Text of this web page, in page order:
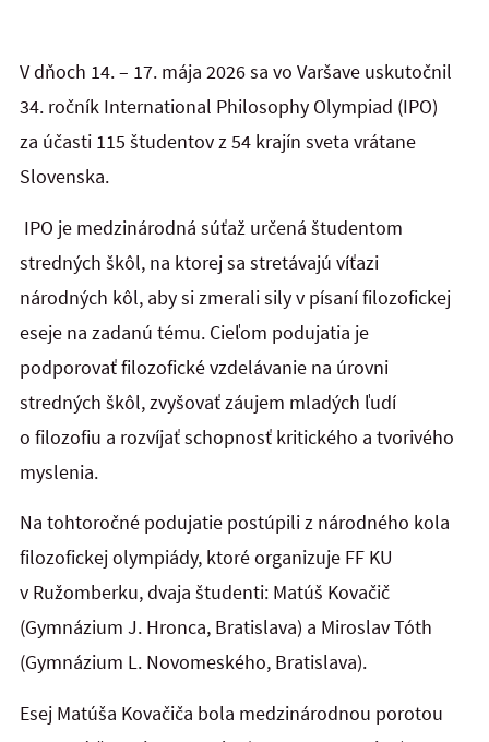
V dňoch 14. – 17. mája 2026 sa vo Varšave uskutočnil
34. ročník International Philosophy Olympiad (IPO)
za účasti 115 študentov z 54 krajín sveta vrátane
Slovenska.
IPO je medzinárodná súťaž určená študentom
stredných škôl, na ktorej sa stretávajú víťazi
národných kôl, aby si zmerali sily v písaní filozofickej
eseje na zadanú tému. Cieľom podujatia je
podporovať filozofické vzdelávanie na úrovni
stredných škôl, zvyšovať záujem mladých ľudí
o filozofiu a rozvíjať schopnosť kritického a tvorivého
myslenia.
Na tohtoročné podujatie postúpili z národného kola
filozofickej olympiády, ktoré organizuje FF KU
v Ružomberku, dvaja študenti: Matúš Kovačič
(Gymnázium J. Hronca, Bratislava) a Miroslav Tóth
(Gymnázium L. Novomeského, Bratislava).
Esej Matúša Kovačiča bola medzinárodnou porotou